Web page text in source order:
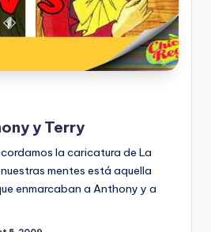
y Terry
la caricatura de La
mentes está aquella
enmarcaban a Anthony y a